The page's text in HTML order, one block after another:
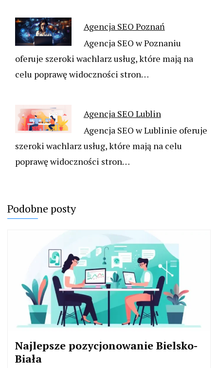
Agencja SEO Poznań
Agencja SEO w Poznaniu
oferuje szeroki wachlarz usług, które mają na
celu poprawę widoczności stron…
Agencja SEO Lublin
Agencja SEO w Lublinie oferuje
szeroki wachlarz usług, które mają na celu
poprawę widoczności stron…
Podobne posty
Najlepsze pozycjonowanie Bielsko-
Biała